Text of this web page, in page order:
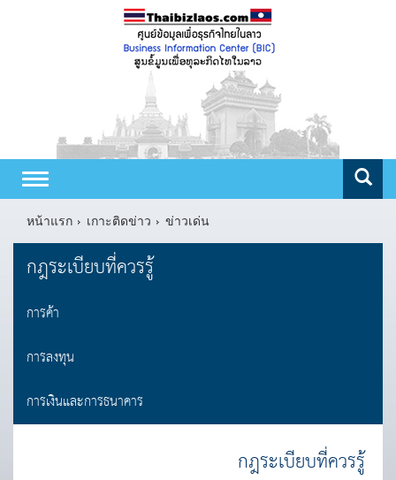
Toggle
navigation
หน้าแรก
เกาะติดข่าว ข่าวเด่น
กฎระเบียบที่ควรรู้
การค้า
การลงทุน
การเงินและการธนาคาร
กฎระเบียบที่ควรรู้